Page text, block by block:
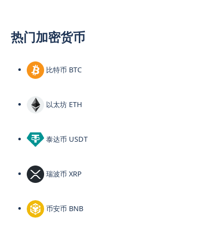
热门加密货币
比特币 BTC
以太坊 ETH
泰达币 USDT
瑞波币 XRP
币安币 BNB